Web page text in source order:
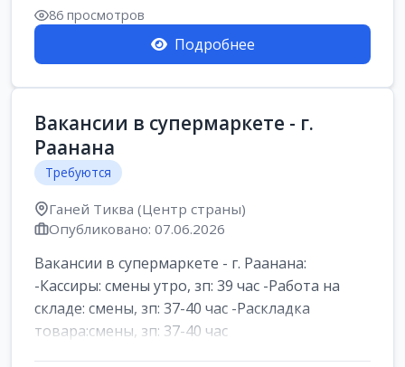
86 просмотров
Подробнее
Вакансии в супермаркете - г.
Раанана
Требуются
Ганей Тиква (Центр страны)
Опубликовано: 07.06.2026
Вакансии в супермаркете - г. Раанана:
-Кассиры: смены утро, зп: 39 час -Работа на
складе: смены, зп: 37-40 час -Раскладка
товара:смены, зп: 37-40 час